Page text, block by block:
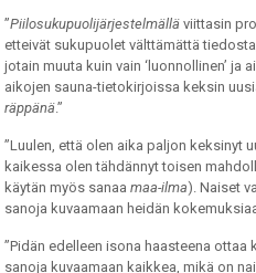
”Piilosukupuolijärjestelmällä viittasin
etteivät sukupuolet välttämättä
jotain muuta kuin vain ‘luonnollinen’ ja
aikojen sauna-tietokirjoissa keksin
räppänä.”
”Luulen, että olen aika paljon keksinyt
kaikessa olen tähdännyt toisen
käytän myös sanaamaa-ilma). Naiset
sanoja kuvaamaan heidän
”Pidän edelleen isona haasteena
sanoja kuvaamaan kaikkea, mikä on